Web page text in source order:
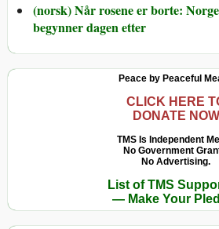
(norsk) Når rosene er borte:
begynner dagen etter
Peace by Peaceful
CLICK HERE
DONATE NOW
TMS Is Independent
No Government
No Advertising.
List of TMS
— Make Your